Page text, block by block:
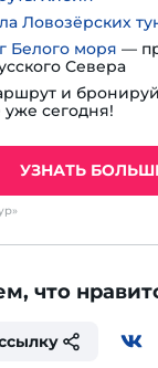
Ловозёрских
Белого моря —
Севера
и
сегодня!
УЗНАТЬ
что